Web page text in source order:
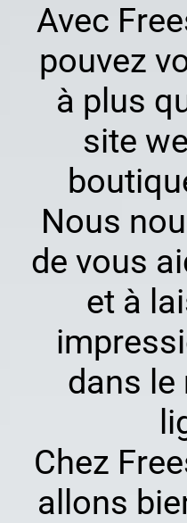
Avec
pouvez
à plus
site
Nous
de vous
et à
dans le
Chez
allons